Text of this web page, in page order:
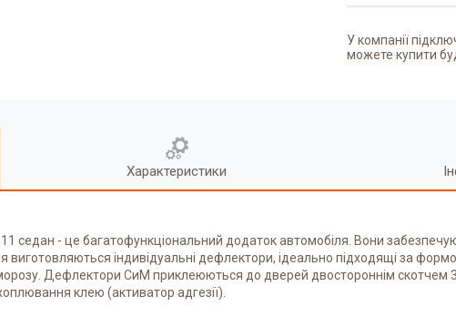
У компанії
можете купити
Характеристики
седан - це багатофункціональний додаток автомобіля. Вони
виготовляються індивідуальні дефлектори, ідеально підходящі за
морозу. Дефлектори СиМ приклеюються до дверей двостороннім скотчем
клею (активатор адгезії).